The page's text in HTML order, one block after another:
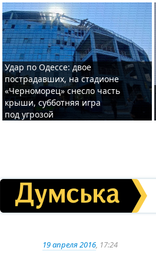
Удар по Одессе: двое
пострадавших, на стадионе
«Черноморец» снесло часть
крыши, субботняя игра
под угрозой
19 апреля 2016, 17:24